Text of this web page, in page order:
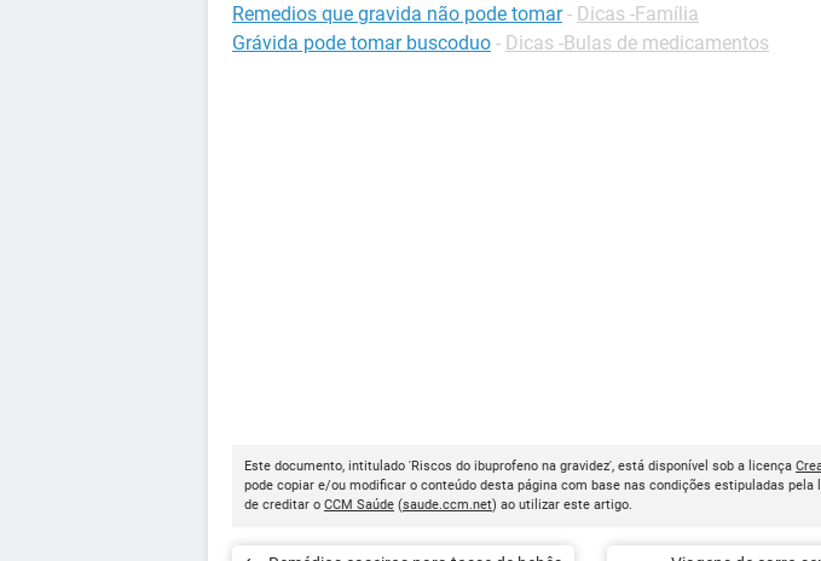
Remedios que gravida não pode tomar - Dicas -Família
Grávida pode tomar buscoduo - Dicas -Bulas de medicamentos
Este documento, intitulado 'Riscos do ibuprofeno na gravidez', está disponível sob a licença
pode copiar e/ou modificar o conteúdo desta página com base nas condições estipuladas pela
de creditar o CCM Saúde (saude.ccm.net) ao utilizar este artigo.